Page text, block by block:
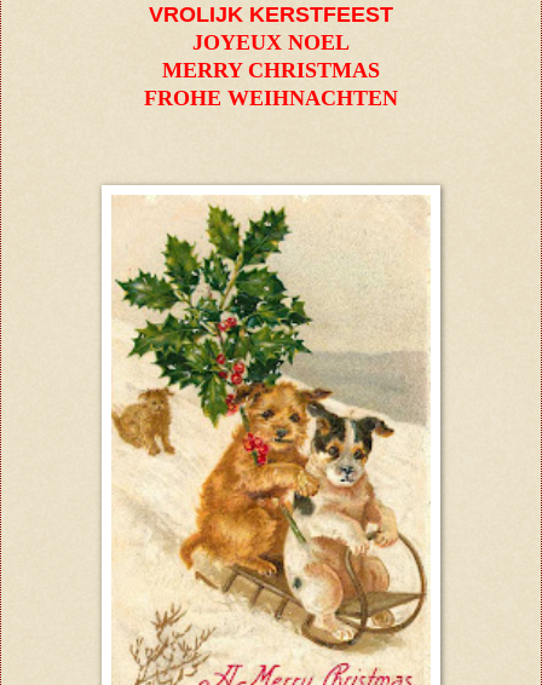
VROLIJK KERSTFEEST
JOYEUX NOEL
MERRY CHRISTMAS
FROHE WEIHNACHTEN